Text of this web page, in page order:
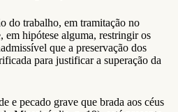
do trabalho, em tramitação no
em hipótese alguma, restringir os
que a preservação dos
para justificar a superação da
e pecado grave que brada aos céus